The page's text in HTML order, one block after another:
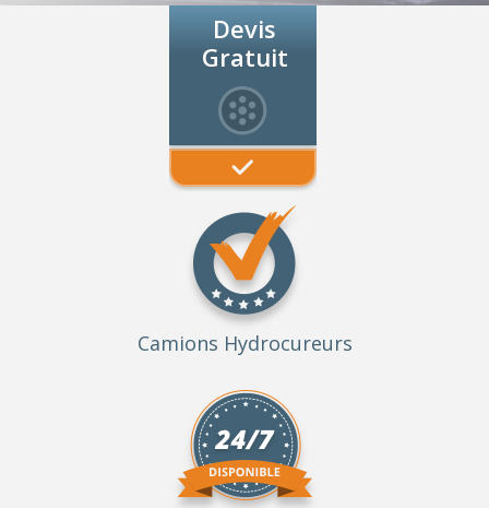
Devis
Gratuit
Camions Hydrocureurs